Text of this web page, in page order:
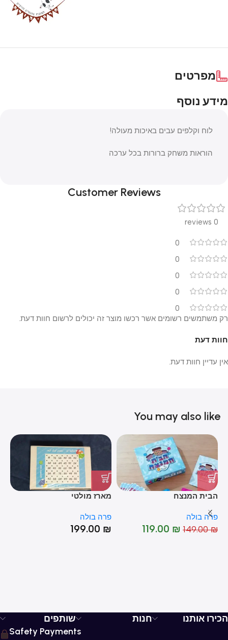
מפרטים
מידע נוסף
לוח וקלפים עבים באיכות מעולה!
הוראות משחק ברורות בכל ערכה
Customer Reviews
0 reviews
0
0
0
0
0
חוות דעת
אין עדיין חוות דעת.
רק משתמשים רשומים אשר רכשו מוצר זה יכולים לרשום חוות דעת.
You may also like
הבית המנצח
פרה בולה
149.00₪
119.00 ₪
מארז מולטי
פרה בולה
199.00 ₪
הכירו אותנו חנות
שותפים
Safety Payments